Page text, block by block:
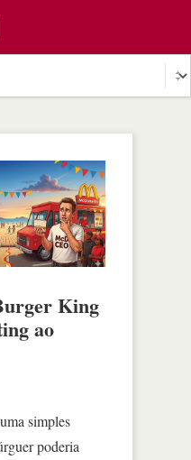
King
ao
simples
poderia